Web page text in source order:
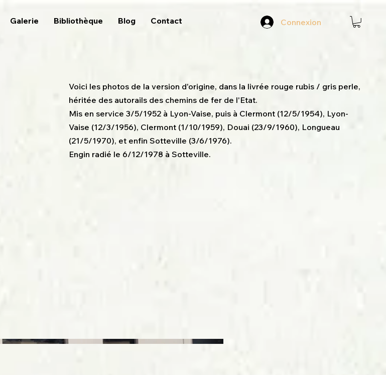
Galerie Bibliothèque Blog Contact Connexion
Voici les photos de la version d'origine, dans la livrée rouge rubis / gris perle,
héritée des autorails des chemins de fer de l'Etat.
Mis en service 3/5/1952 à Lyon-Vaise, puis à Clermont (12/5/1954), Lyon-
Vaise (12/3/1956), Clermont (1/10/1959), Douai (23/9/1960), Longueau
(21/5/1970), et enfin Sotteville (3/6/1976).
Engin radié le 6/12/1978 à Sotteville.